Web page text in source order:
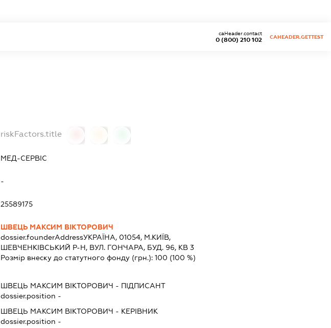
0 (800) 210 102
caHeader.contact
CAHEADER.GETTEST
riskFactors.title
МЕД-СЕРВІС
-
25589175
ШВЕЦЬ МАКСИМ ВІКТОРОВИЧ
dossier.founderAddressУКРАЇНА, 01054, М.КИЇВ,
ШЕВЧЕНКІВСЬКИЙ Р-Н, ВУЛ. ГОНЧАРА, БУД. 96, КВ 3
Розмір внеску до статутного фонду (грн.):100 (100 %)
ШВЕЦЬ МАКСИМ ВІКТОРОВИЧ - ПІДПИСАНТ
dossier.position -
ШВЕЦЬ МАКСИМ ВІКТОРОВИЧ - КЕРІВНИК
dossier.position -